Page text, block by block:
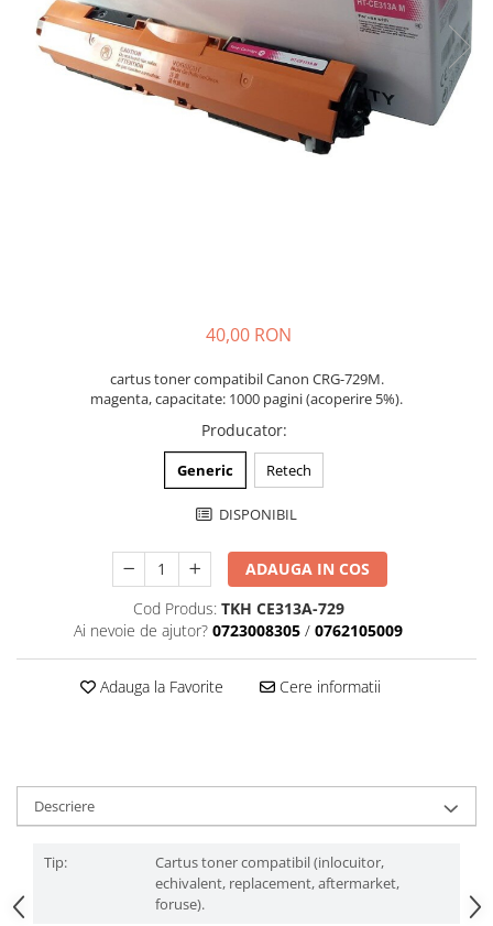
40,00 RON
cartus toner compatibil Canon CRG-729M.
magenta, capacitate: 1000 pagini (acoperire 5%).
Producator:
Generic Retech
DISPONIBIL
ADAUGA IN COS
Cod Produs: TKH CE313A-729
Ai nevoie de ajutor? 0723008305 / 0762105009
Adauga la Favorite Cere informatii
Descriere
Tip:
Cartus toner compatibil (inlocuitor,
echivalent, replacement, aftermarket,
foruse).